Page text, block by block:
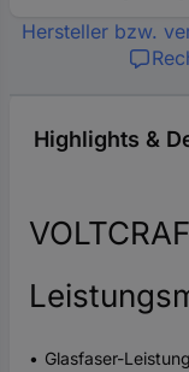
Hersteller bzw.
Highlights &
Glasfaser-